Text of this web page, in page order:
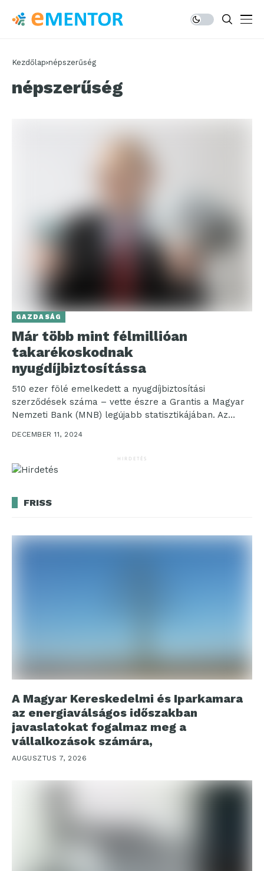
Kezdőlap népszerűség
népszerűség
GAZDASÁG
Már több mint félmillióan
takarékoskodnak
nyugdíjbiztosítássa
510 ezer fölé emelkedett a nyugdíjbiztosítási
szerződések száma – vette észre a Grantis a Magyar
Nemzeti Bank (MNB) legújabb statisztikájában. Az
DECEMBER 11, 2024
HIRDETÉS
FRISS
A Magyar Kereskedelmi és Iparkamara
az energiaválságos időszakban
javaslatokat fogalmaz meg a
vállalkozások számára,
AUGUSZTUS 7, 2026